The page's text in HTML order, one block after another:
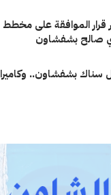
قرار الموافقة على مخطط
صالح بشفشاون
بشفشاون.. وكاميرا